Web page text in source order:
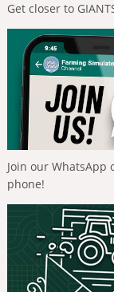
Get closer to
Join our
phone!